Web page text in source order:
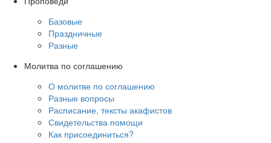
Базовые
Праздничные
Разные
Молитва по соглашению
О молитве по соглашению
Разные вопросы
Расписание, тексты акафистов
Свидетельства помощи
Как присоединиться?